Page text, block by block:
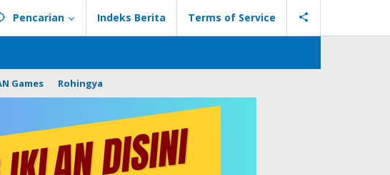
Pencarian Indeks Berita Terms of Service
Games Rohingya